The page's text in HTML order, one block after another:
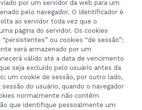
por um servidor da web para um
pelo navegador. O identificador é
ao servidor toda vez que o
página do servidor. Os cookies
ou cookies “de sessão”:
será armazenado por um
válido até a data de vencimento
seja excluído pelo usuário antes da
um cookie de sessão, por outro lado,
do usuário, quando o navegador
normalmente não contêm
que identifique pessoalmente um